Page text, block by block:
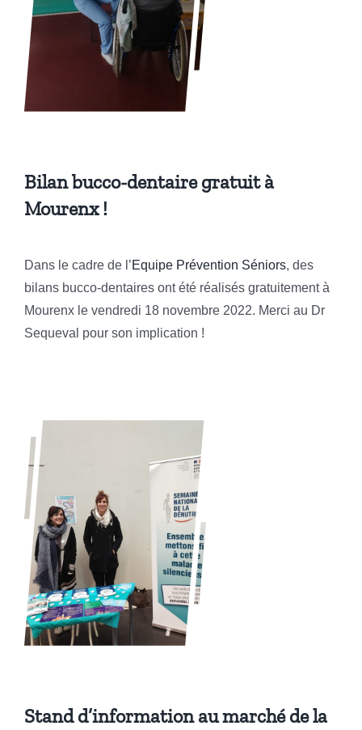
Bilan bucco-dentaire gratuit à
Mourenx !
Dans le cadre de l’Equipe Prévention Séniors, des
bilans bucco-dentaires ont été réalisés gratuitement à
Mourenx le vendredi 18 novembre 2022. Merci au Dr
Sequeval pour son implication !
Stand d’information au marché de la